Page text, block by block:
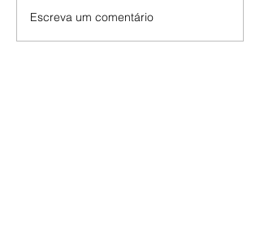
Escreva um comentário